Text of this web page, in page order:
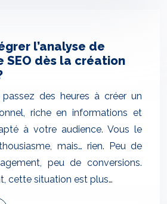
l’analyse de
SEO dès la création
des heures à créer un
riche en informations et
à votre audience. Vous le
mais… rien. Peu de
peu de conversions.
cette situation est plus…